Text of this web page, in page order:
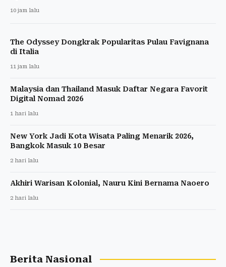
10 jam lalu
The Odyssey Dongkrak Popularitas Pulau Favignana
di Italia
11 jam lalu
Malaysia dan Thailand Masuk Daftar Negara Favorit
Digital Nomad 2026
1 hari lalu
New York Jadi Kota Wisata Paling Menarik 2026,
Bangkok Masuk 10 Besar
2 hari lalu
Akhiri Warisan Kolonial, Nauru Kini Bernama Naoero
2 hari lalu
Berita Nasional